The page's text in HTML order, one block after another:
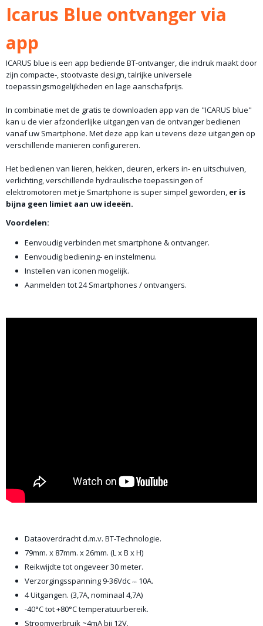
Icarus Blue ontvanger via
app
ICARUS blue is een app bediende BT-ontvanger, die indruk maakt door
zijn compacte-, stootvaste design, talrijke universele
toepassingsmogelijkheden en lage aanschafprijs.
In combinatie met de gratis te downloaden app van de "ICARUS blue"
kan u de vier afzonderlijke uitgangen van de ontvanger bedienen
vanaf uw Smartphone. Met deze app kan u tevens deze uitgangen op
verschillende manieren configureren.
Het bedienen van lieren, hekken, deuren, erkers in- en uitschuiven,
verlichting, verschillende hydraulische toepassingen of
elektromotoren met je Smartphone is super simpel geworden, er is
bijna geen limiet aan uw ideeën.
Voordelen:
Eenvoudig verbinden met smartphone & ontvanger.
Eenvoudig bediening- en instelmenu.
Instellen van iconen mogelijk.
Aanmelden tot 24 Smartphones / ontvangers.
Dataoverdracht d.m.v. BT-Technologie.
79mm. x 87mm. x 26mm. (L x B x H)
Reikwijdte tot ongeveer 30 meter.
Verzorgingsspanning 9-36Vdc ⎓ 10A.
4 Uitgangen. (3,7A, nominaal 4,7A)
-40°C tot +80°C temperatuurbereik.
Stroomverbruik ~4mA bij 12V.